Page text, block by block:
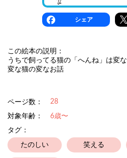
シェア
この絵本の説明：
うちで飼ってる猫の「へんね」は変な
変な猫の変なお話
ページ数： 28
対象年齢：
6歳〜
タグ：
たのしい 笑える